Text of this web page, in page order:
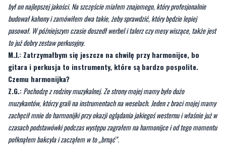
był on najlepszej jakości. Na szczęście miałem znajomego, który profesjonalnie
budował kahony i zamówiłem dwa takie, żeby sprawdzić, który będzie lepiej
pasował. W późniejszym czasie doszedł werbel i talerz czy mesy wiszące, także jest
to już dobry zestaw perkusyjny.
M.J.: Zatrzymałbym się jeszcze na chwilę przy harmonijce, bo
gitara i perkusja to instrumenty, które są bardzo pospolite.
Czemu harmonijka?
Z.G.:Pochodzę z rodziny muzykalnej. Ze strony mojej mamy było dużo
muzykantów, którzy grali na instrumentach na weselach. Jeden z braci mojej mamy
zachęcił mnie do harmonijki przy okazji oglądania jakiegoś westernu i właśnie już w
czasach podstawówki podczas występu zagrałem na harmonijce i od tego momentu
połknąłem bakcyla i zacząłem w to „brnąć”.